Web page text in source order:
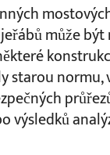
může
starou normu,
výsledků